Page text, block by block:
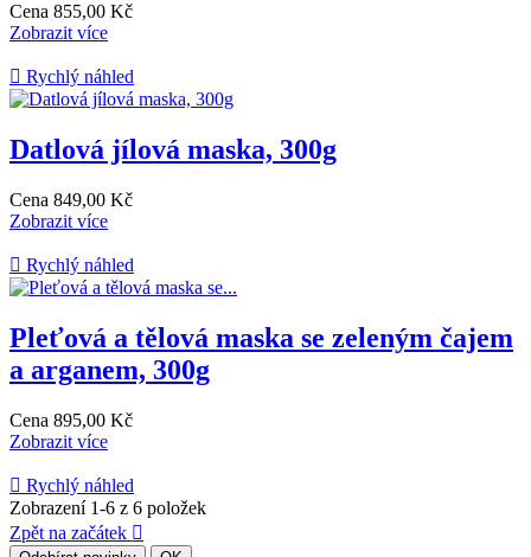
Cena 855,00 Kč
Zobrazit více
 Rychlý náhled
Datlová jílová maska, 300g
Cena 849,00 Kč
Zobrazit více
 Rychlý náhled
Pleťová a tělová maska se zeleným čajem
a arganem, 300g
Cena 895,00 Kč
Zobrazit více
 Rychlý náhled
Zobrazení 1-6 z 6 položek
Zpět na začátek 